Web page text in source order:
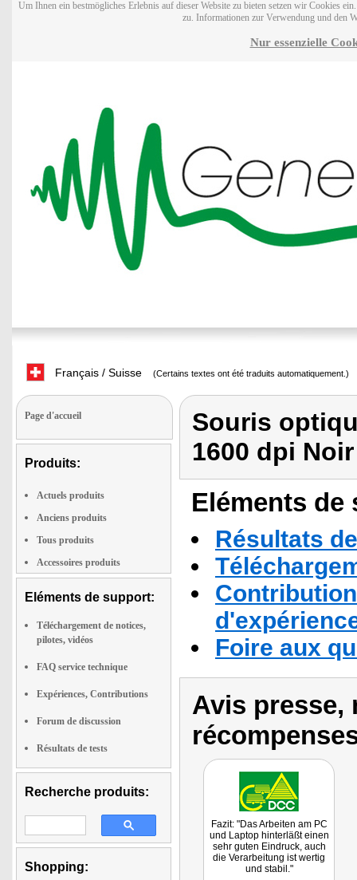
Um Ihnen ein bestmögliches Erlebnis auf dieser Website zu bieten setzen wir Cookies
zu. Informationen zur Verwendung und den
Nur essenzielle
Français / Suisse (Certains textes ont été traduits automatiquement.)
Page d'accueil
Produits:
Actuels produits
Anciens produits
Tous produits
Accessoires produits
Eléments de support:
Téléchargement de notices,
pilotes, vidéos
FAQ service technique
Expériences, Contributions
Forum de discussion
Résultats de tests
Recherche produits:
Shopping:
Souris
1600 dpi Noir
Eléments
Résultats
Foire aux
Avis presse,
Fazit: "Das Arbeiten am PC
und Laptop hinterläßt einen
sehr guten Eindruck, auch
die Verarbeitung ist wertig
und stabil."